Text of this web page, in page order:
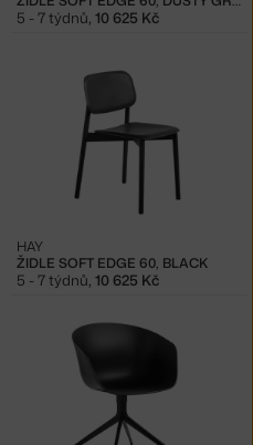
5 - 7 týdnů, 10 625 Kč
ŽIDLE SOFT EDGE 60, BLACK
HAY
5 - 7 týdnů, 10 625 Kč